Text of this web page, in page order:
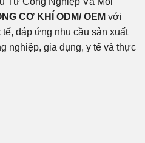
CƠ KHÍ ODM/ OEM với
đáp ứng nhu cầu sản xuất
nghiệp, gia dụng, y tế và thực